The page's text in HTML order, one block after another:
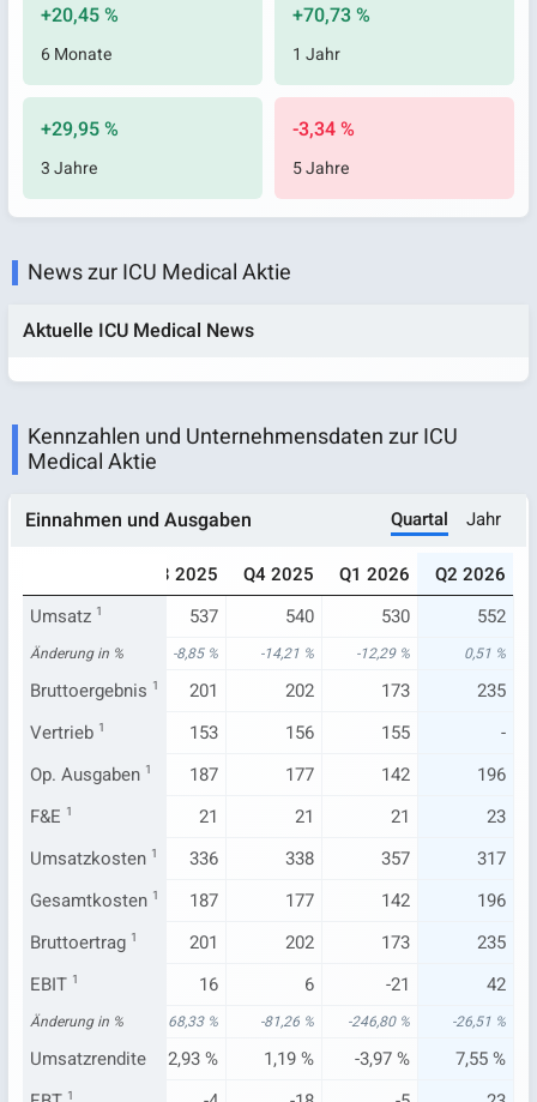
+20,45 %
6 Monate
+70,73 %
1 Jahr
+29,95 %
3 Jahre
-3,34 %
5 Jahre
News zur ICU Medical Aktie
Aktuelle ICU Medical News
Kennzahlen und Unternehmensdaten zur ICU
Medical Aktie
Einnahmen und Ausgaben Quartal Jahr
Q3 2025 Q4 2025 Q1 2026
Q2 2026
Umsatz 1549 537 540 530 552
Änderung in %
-7,98 % -8,85 % -14,21 % -12,29 % 0,51 %
Bruttoergebnis 1
208 201 202 173
235
Vertrieb 1159 153 156 155
-
Op. Ausgaben 1
197 187 177 142
196
F&E 1 21 21 21
23
Umsatzkosten 1
341 336 338 357
317
Gesamtkosten 1
197 187 177 142
196
Bruttoertrag 1
208 201 202 173
235
EBIT 1 16 6 -21 42
Änderung in %
697,53 % 68,33 % -81,26 % -246,80 % -26,51 %
Umsatzrendite
10,33 % 2,93 % 1,19 % -3,97 %
7,55 %
1